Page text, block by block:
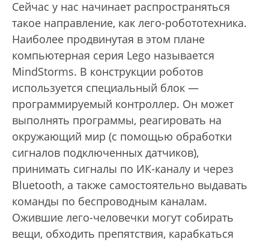
Сейчас у нас начинает распространяться
такое направление, как лего-робототехника.
Наиболее продвинутая в этом плане
компьютерная серия Lego называется
MindStorms. В конструкции роботов
используется специальный блок —
программируемый контроллер. Он может
выполнять программы, реагировать на
окружающий мир (с помощью обработки
сигналов подключенных датчиков),
принимать сигналы по ИК-каналу и через
Вluetooth, а также самостоятельно выдавать
команды по беспроводным каналам.
Ожившие лего-человечки могут собирать
вещи, обходить препятствия, карабкаться